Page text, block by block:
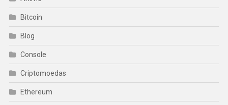
Bitcoin
Blog
Console
Criptomoedas
Ethereum